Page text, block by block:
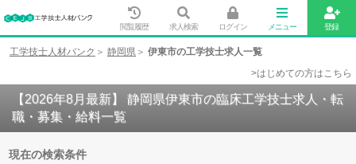
閲覧履歴 求人検索 ログイン メニュー 登録
工学技士人材バンク 静岡県
伊東市の工学技士求人一覧
>はじめての方はこちら
【2026年8月最新】 静岡県伊東市の臨床工学技士求人・転
職・募集・給料一覧
現在の検索条件